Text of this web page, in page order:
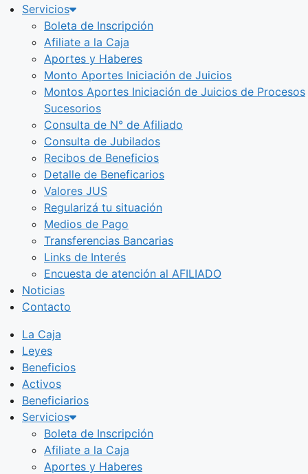
Servicios
Boleta de Inscripción
Afiliate a la Caja
Aportes y Haberes
Monto Aportes Iniciación de Juicios
Montos Aportes Iniciación de Juicios de Procesos
Sucesorios
Consulta de N° de Afiliado
Consulta de Jubilados
Recibos de Beneficios
Detalle de Beneficarios
Valores JUS
Regularizá tu situación
Medios de Pago
Transferencias Bancarias
Links de Interés
Encuesta de atención al AFILIADO
Noticias
Contacto
La Caja
Leyes
Beneficios
Activos
Beneficiarios
Servicios
Boleta de Inscripción
Afiliate a la Caja
Aportes y Haberes